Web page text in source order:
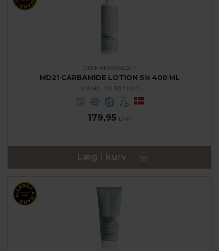
DERMAKNOWLOGY
MD21 CARBAMIDE LOTION 5% 400 ML
NORMAL OG TØR HUD
179,95 DKK
Læg i kurv